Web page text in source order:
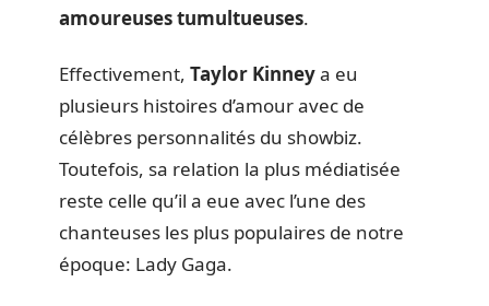
amoureuses tumultueuses.
Effectivement, Taylor Kinneya eu
plusieurs histoires d’amour avec de
célèbres personnalités du showbiz.
Toutefois, sa relation la plus médiatisée
reste celle qu’il a eue avec l’une des
chanteuses les plus populaires de notre
époque: Lady Gaga.